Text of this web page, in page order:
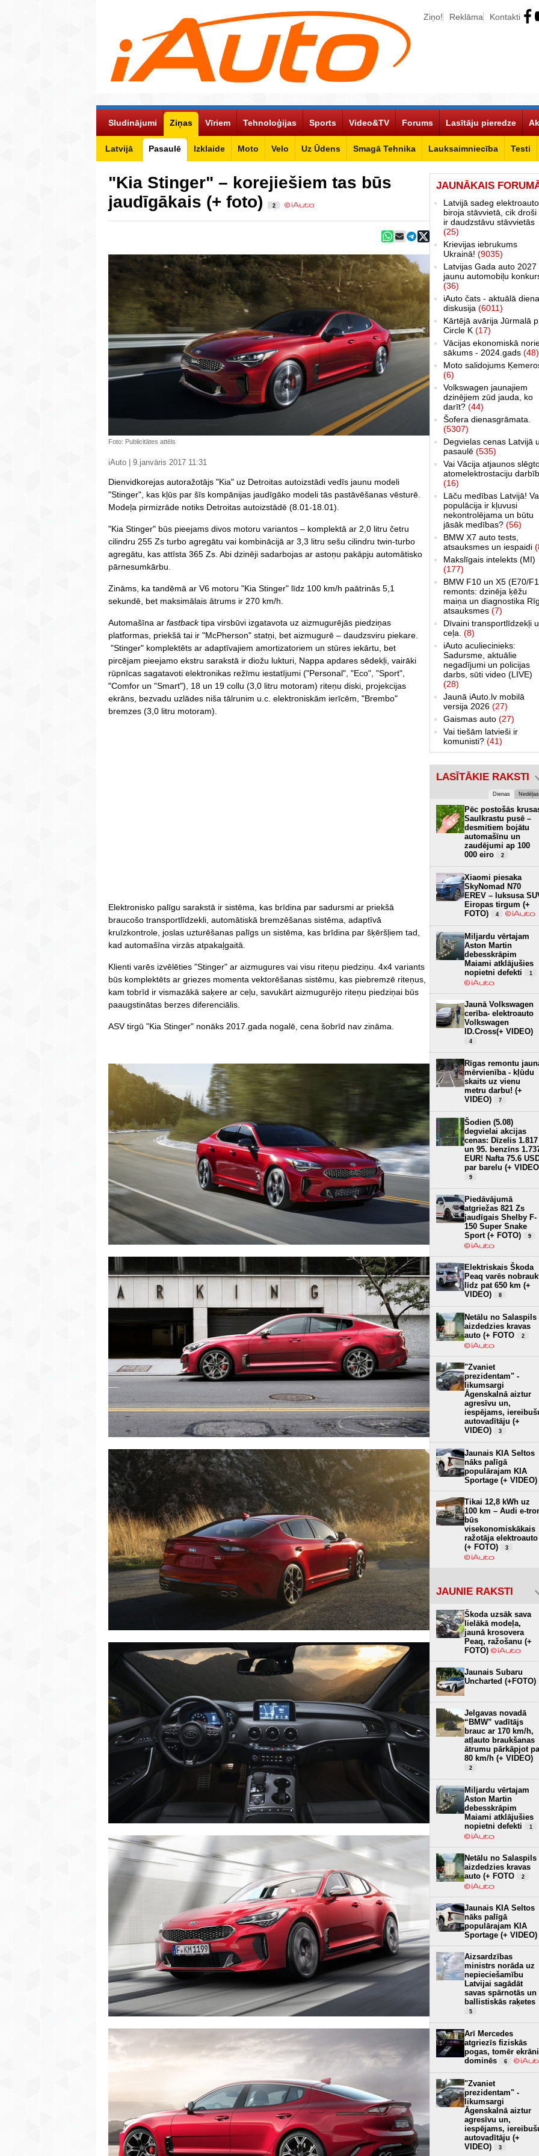
Ziņo! Reklāma Kontakti
Sludinājumi Ziņas
Latvijā Pasaulē Izklaide Moto Velo Uz Ūdens Smagā Tehnika Lauksaimniecība Testi
Vīriem Tehnoloģijas Sports Video&TV Forums Lasītāju pieredze
"Kia Stinger" – korejiešiem tas būs
jaudīgākais (+ foto)
2
Foto: Publicitātes attēls
iAuto | 9.janvāris 2017 11:31
Dienvidkorejas autoražotājs "Kia" uz Detroitas autoizstādi vedīs jaunu modeli
"Stinger", kas kļūs par šīs kompānijas jaudīgāko modeli tās pastāvēšanas vēsturē.
Modeļa pirmizrāde notiks Detroitas autoizstādē (8.01-18.01).
"Kia Stinger" būs pieejams divos motoru variantos – komplektā ar 2,0 litru četru
cilindru 255 Zs turbo agregātu vai kombinācijā ar 3,3 litru sešu cilindru twin-turbo
agregātu, kas attīsta 365 Zs. Abi dzinēji sadarbojas ar astoņu pakāpju automātisko
pārnesumkārbu.
Zināms, ka tandēmā ar V6 motoru "Kia Stinger" līdz 100 km/h paātrinās 5,1
sekundē, bet maksimālais ātrums ir 270 km/h.
Automašīna ar fastbacktipa virsbūvi izgatavota uz aizmugurējās piedziņas
platformas, priekšā tai ir "McPherson" statņi, bet aizmugurē – daudzsviru piekare.
"Stinger" komplektēts ar adaptīvajiem amortizatoriem un stūres iekārtu, bet
pircējam pieejamo ekstru sarakstā ir diožu lukturi, Nappa apdares sēdekļi, vairāki
rūpnīcas sagatavoti elektronikas režīmu iestatījumi ("Personal", "Eco", "Sport",
"Comfor un "Smart"), 18 un 19 collu (3,0 litru motoram) riteņu diski, projekcijas
ekrāns, bezvadu uzlādes niša tālrunim u.c. elektroniskām ierīcēm, "Brembo"
bremzes (3,0 litru motoram).
Elektronisko palīgu sarakstā ir sistēma, kas brīdina par sadursmi ar priekšā
braucošo transportlīdzekli, automātiskā bremzēšanas sistēma, adaptīvā
kruīzkontrole, joslas uzturēšanas palīgs un sistēma, kas brīdina par šķēršļiem tad,
kad automašīna virzās atpakaļgaitā.
Klienti varēs izvēlēties "Stinger" ar aizmugures vai visu riteņu piedziņu. 4x4 variants
būs komplektēts ar griezes momenta vektorēšanas sistēmu, kas piebremzē riteņus,
kam tobrīd ir vismazākā saķere ar ceļu, savukārt aizmugurējo riteņu piedziņai būs
paaugstinātas berzes diferenciālis.
ASV tirgū "Kia Stinger" nonāks 2017.gada nogalē, cena šobrīd nav zināma.
JAUNĀKAIS
Latvijā sadeg elektroauto
biroja stāvvietā, cik droši
ir daudzstāvu stāvvietās
(25)
Krievijas iebrukums
Ukrainā! (9035)
Latvijas Gada auto 2027
jaunu automobiļu
(36)
iAuto čats - aktuālā
diskusija (6011)
Kārtējā avārija Jūrmalā
Circle K (17)
Vācijas ekonomiskā
sākums - 2024.gads (48)
Moto salidojums
(6)
Volkswagen jaunajiem
dzinējiem zūd jauda, ko
darīt? (44)
Šofera dienasgrāmata.
(5307)
Degvielas cenas Latvijā
pasaulē (535)
Vai Vācija atjaunos
atomelektrostaciju
(16)
Lāču medības Latvijā!
populācija ir kļuvusi
nekontrolējama un būtu
jāsāk medības? (56)
BMW X7 auto tests,
atsauksmes un iespaidi
Makslīgais intelekts (MI)
(177)
BMW F10 un X5 (E70/
remonts: dzinēja ķēžu
maiņa un diagnostika
atsauksmes (7)
Dīvaini transportlīdzekļi
ceļa. (8)
iAuto aculiecinieks:
Sadursme, aktuālie
negadījumi un policijas
darbs, sūti video (LIVE)
(28)
Jaunā iAuto.lv mobilā
versija 2026 (27)
Gaismas auto (27)
Vai tiešām latvieši ir
komunisti? (41)
LASĪTĀKIE RAKSTI
Dienas Nedēļas
Pēc postošās
Saulkrastu pusē –
desmitiem bojātu
automašīnu un
zaudējumi ap 100
000 eiro
2
Xiaomi piesaka
SkyNomad N70
EREV – luksusa
Eiropas tirgum (+
FOTO)
4
Miljardu vērtajam
Aston Martin
debesskrāpim
Maiami atklājušies
nopietni defekti
1
Jaunā Volkswagen
cerība- elektroauto
Volkswagen
ID.Cross(+ VIDEO)
4
Rīgas remontu
mērvienība - kļūdu
skaits uz vienu
metru darbu! (+
VIDEO)
7
Šodien (5.08)
degvielai akcijas
cenas: Dīzelis 1.817
un 95. benzīns
EUR! Nafta 75.6
par barelu (+
9
Piedāvājumā
atgriežas 821 Zs
jaudīgais Shelby F-
150 Super Snake
Sport (+ FOTO)
9
Elektriskais Škoda
Peaq varēs
līdz pat 650 km (+
VIDEO)
8
Netālu no Salaspils
aizdedzies kravas
auto (+ FOTO
2
"Zvaniet
prezidentam" -
likumsargi
Āgenskalnā aiztur
agresīvu un,
iespējams,
autovadītāju (+
VIDEO)
3
Jaunais KIA Seltos
nāks palīgā
populārajam KIA
Sportage (+ VIDEO)
Tikai 12,8 kWh uz
100 km – Audi e-
būs
visekonomiskākais
ražotāja elektroauto
(+ FOTO)
3
JAUNIE RAKSTI
Škoda uzsāk sava
lielākā modeļa,
jaunā krosovera
Peaq, ražošanu (+
FOTO)
Jaunais Subaru
Uncharted (+FOTO)
Jelgavas novadā
“BMW” vadītājs
brauc ar 170 km/h,
atļauto braukšanas
ātrumu pārkāpjot
80 km/h (+ VIDEO)
2
Miljardu vērtajam
Aston Martin
debesskrāpim
Maiami atklājušies
nopietni defekti
1
Netālu no Salaspils
aizdedzies kravas
auto (+ FOTO
2
Jaunais KIA Seltos
nāks palīgā
populārajam KIA
Sportage (+ VIDEO)
Aizsardzības
ministrs norāda uz
nepieciešamību
Latvijai sagādāt
savas spārnotās un
ballistiskās raķetes
5
Arī Mercedes
atgriezīs fiziskās
pogas, tomēr ekrāni
dominēs
6
"Zvaniet
prezidentam" -
likumsargi
Āgenskalnā aiztur
agresīvu un,
iespējams,
autovadītāju (+
VIDEO)
3